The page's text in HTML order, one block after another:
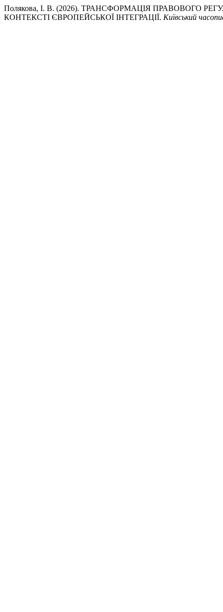
Полякова, І. В. (2026). ТРАНСФОРМАЦІЯ ПРАВОВОГО
КОНТЕКСТІ ЄВРОПЕЙСЬКОЇ ІНТЕГРАЦІЇ. Київський